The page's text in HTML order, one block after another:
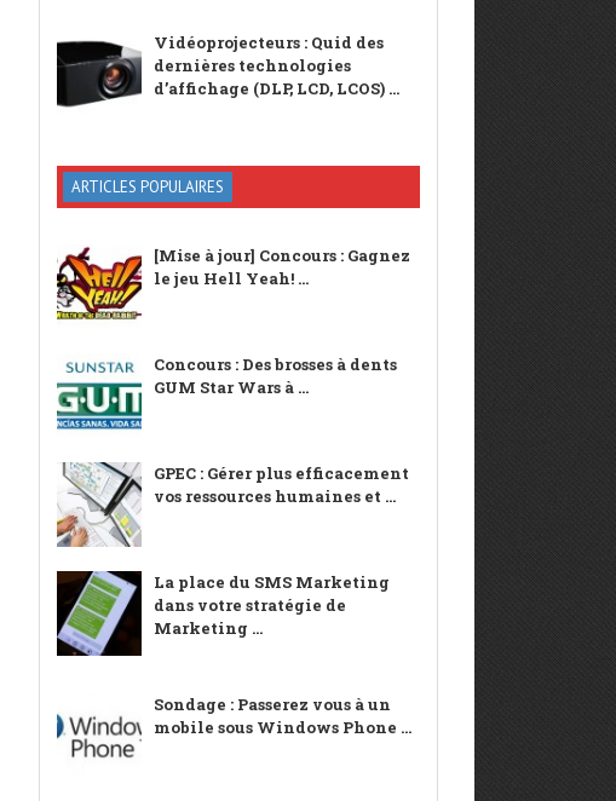
Vidéoprojecteurs : Quid des
dernières technologies
d’affichage (DLP, LCD, LCOS) ...
ARTICLES POPULAIRES
[Mise à jour] Concours : Gagnez
le jeu Hell Yeah! ...
Concours : Des brosses à dents
GUM Star Wars à ...
GPEC : Gérer plus efficacement
vos ressources humaines et ...
La place du SMS Marketing
dans votre stratégie de
Marketing ...
Sondage : Passerez vous à un
mobile sous Windows Phone ...